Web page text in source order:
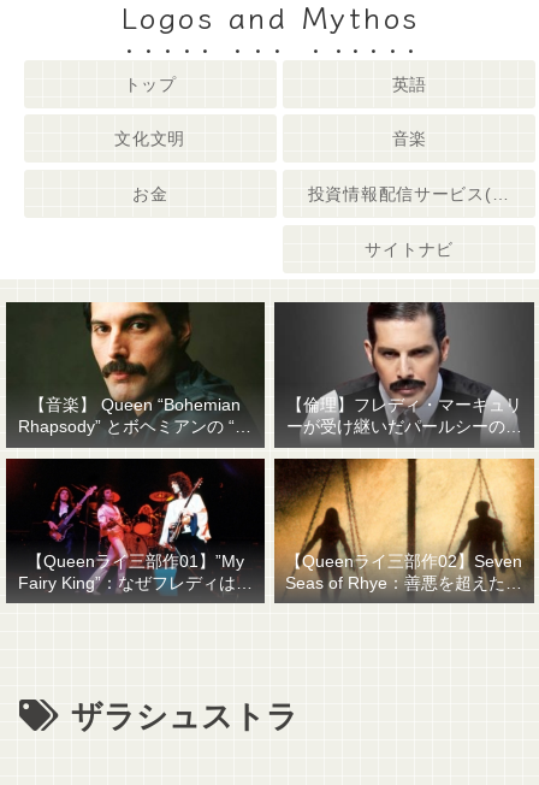
Logos and Mythos
トップ 英語
文化文明 音楽
お金
サイトナビ
【音楽】 Queen “Bohemian
Rhapsody” とボヘミアンの “他
人事感”
【倫理】フレディ・マーキュリ
ーが受け継いだパールシーの精
神遺産
【Queenライ三部作01】”My
Fairy King”：なぜフレディはマ
ーキュリーと名乗ったのか？
【Queenライ三部作02】Seven
Seas of Rhye：善悪を超えたも
のを善悪で裁くということ
ザラシュストラ